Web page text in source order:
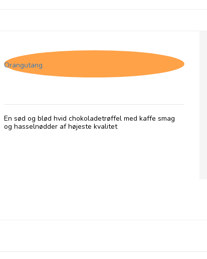
Orangutang
En sød og blød hvid chokoladetrøffel med kaffe smag
og hasselnødder af højeste kvalitet